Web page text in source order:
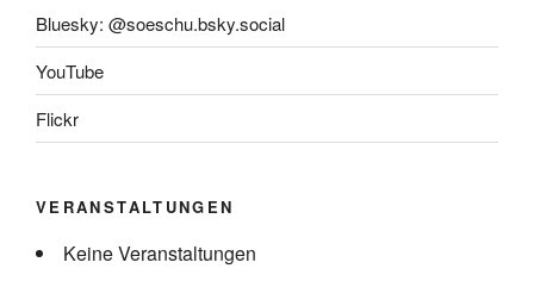
Bluesky: @soeschu.bsky.social
YouTube
Flickr
VERANSTALTUNGEN
Keine Veranstaltungen